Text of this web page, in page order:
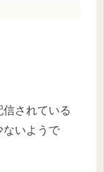
信されている
ないようで